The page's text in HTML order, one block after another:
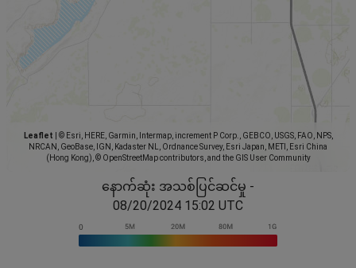
Leaflet
© Esri, HERE, Garmin, Intermap, increment P Corp., GEBCO, USGS, FAO, NPS,
NRCAN, GeoBase, IGN, Kadaster NL, Ordnance Survey, Esri Japan, METI, Esri China
(Hong Kong), © OpenStreetMap contributors, and the GIS User Community
နောက်ဆုံး အသစ်ပြင်ဆင်မှု -
08/20/2024 15:02 UTC